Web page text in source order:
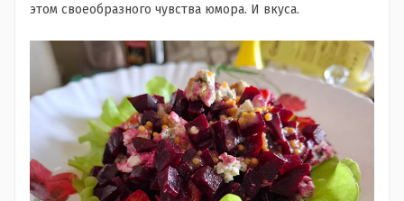
этом своеобразного чувства юмора. И вкуса.